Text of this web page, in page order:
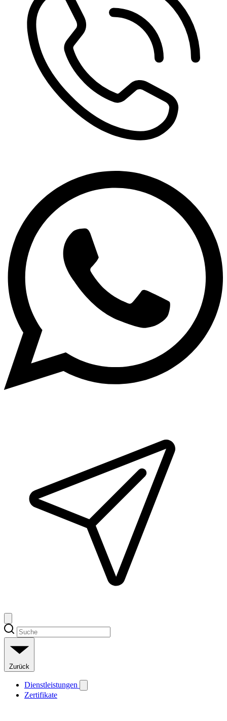
Zurück
Dienstleistungen
Zertifikate